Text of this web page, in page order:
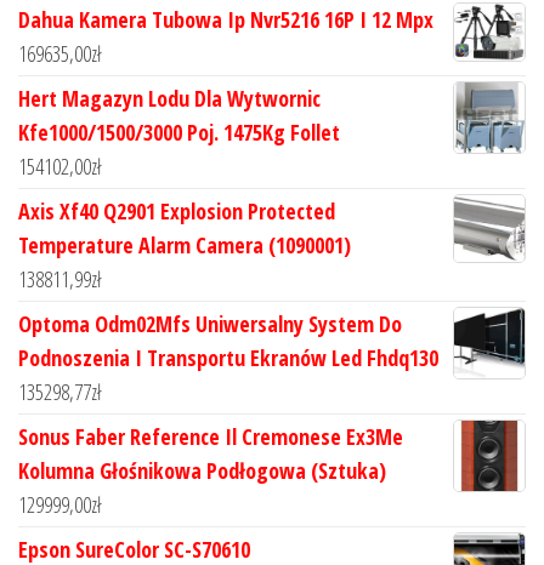
Dahua Kamera Tubowa Ip Nvr5216 16P I 12 Mpx
169635,00zł
Hert Magazyn Lodu Dla Wytwornic
Kfe1000/1500/3000 Poj. 1475Kg Follet
154102,00zł
Axis Xf40 Q2901 Explosion Protected
Temperature Alarm Camera (1090001)
138811,99zł
Optoma Odm02Mfs Uniwersalny System Do
Podnoszenia I Transportu Ekranów Led Fhdq130
135298,77zł
Sonus Faber Reference Il Cremonese Ex3Me
Kolumna Głośnikowa Podłogowa (Sztuka)
129999,00zł
Epson SureColor SC-S70610